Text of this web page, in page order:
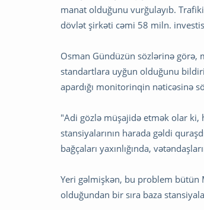
manat olduğunu vurğulayıb.
dövlət şirkəti cəmi 58 miln.
Osman Gündüzün sözlərinə görə,
standartlara uyğun olduğunu
apardığı monitorinqin nəticəsinə
"Adi gözlə müşajidə etmək olar
stansiyalarının harada gəldi
bağçaları yaxınlığında,
Yeri gəlmişkən, bu problem bütün
olduğundan bir sıra baza